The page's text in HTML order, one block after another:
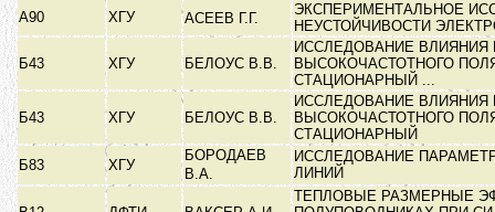
А90
ХГУ АСЕЕВ Г.Г.
ЭКСПЕРИМЕНТАЛЬНОЕ
НЕУСТОЙЧИВОСТИ
Б43 ХГУ БЕЛОУС В.В.
ИССЛЕДОВАНИЕ
ВЫСОКОЧАСТОТНОГО
СТАЦИОНАРНЫЙ ...
Б43 ХГУ БЕЛОУС В.В.
ИССЛЕДОВАНИЕ
ВЫСОКОЧАСТОТНОГО
СТАЦИОНАРНЫЙ
Б83
ХГУ
БОРОДАЕВ
В.А.
ИССЛЕДОВАНИЕ
ЛИНИЙ
ТЕПЛОВЫЕ РАЗМЕРНЫЕ